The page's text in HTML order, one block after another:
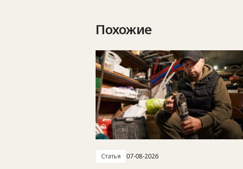
Похожие
Статья 07-08-2026